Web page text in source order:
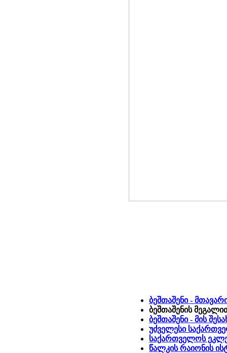
ბეშთაშენი -
ბეშთაშენის
ბეშთაშენი - მის
უძველესი
საქართველოს
წალკის რაიონის